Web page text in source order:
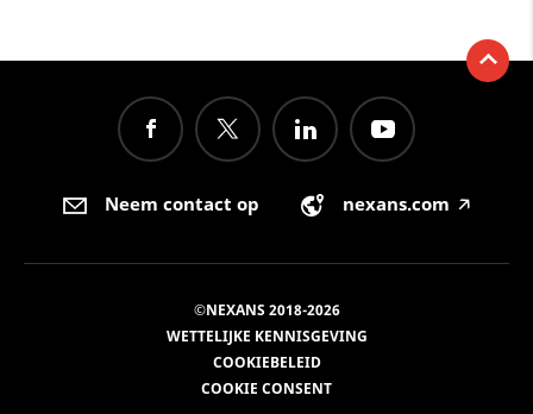
Neem contact op nexans.com 🡥
©NEXANS 2018-2026
WETTELIJKE KENNISGEVING
COOKIEBELEID
COOKIE CONSENT